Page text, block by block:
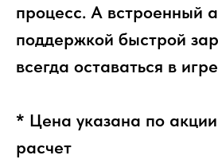
процесс. А встроенный
поддержкой быстрой
всегда оставаться в
* Цена указана по
расчет